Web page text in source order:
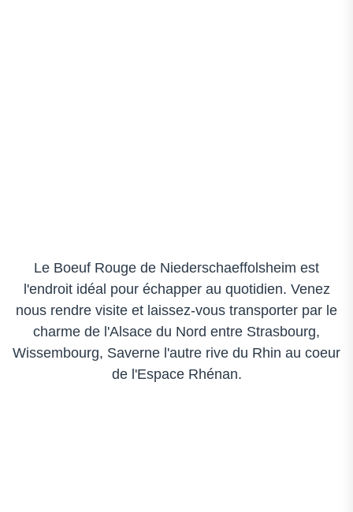
Le Boeuf Rouge de Niederschaeffolsheim est
l'endroit idéal pour échapper au quotidien. Venez
nous rendre visite et laissez-vous transporter par le
charme de l'Alsace du Nord entre Strasbourg,
Wissembourg, Saverne l'autre rive du Rhin au coeur
de l'Espace Rhénan.